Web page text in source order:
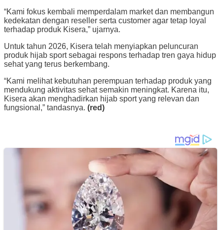
“Kami fokus kembali memperdalam market dan membangun
kedekatan dengan reseller serta customer agar tetap loyal
terhadap produk Kisera,” ujarnya.
Untuk tahun 2026, Kisera telah menyiapkan peluncuran
produk hijab sport sebagai respons terhadap tren gaya hidup
sehat yang terus berkembang.
“Kami melihat kebutuhan perempuan terhadap produk yang
mendukung aktivitas sehat semakin meningkat. Karena itu,
Kisera akan menghadirkan hijab sport yang relevan dan
fungsional,” tandasnya. (red)